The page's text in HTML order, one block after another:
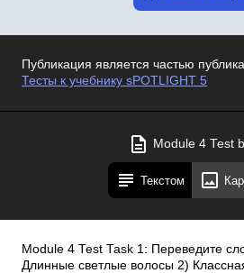
Публикация является частью
Тесты к учебнику sPOTLIGHT 5
Module 4 Test
Текстом
Module 4 Test Task 1: Переведите
Длинные светлые волосы 2)